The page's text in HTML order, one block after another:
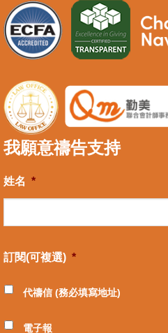
我願意禱告支持
姓名 *
訂閱(可複選) *
代禱信 (務必填寫地址)
電子報